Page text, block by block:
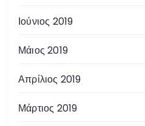
Ιούνιος 2019
Μάιος 2019
Απρίλιος 2019
Μάρτιος 2019